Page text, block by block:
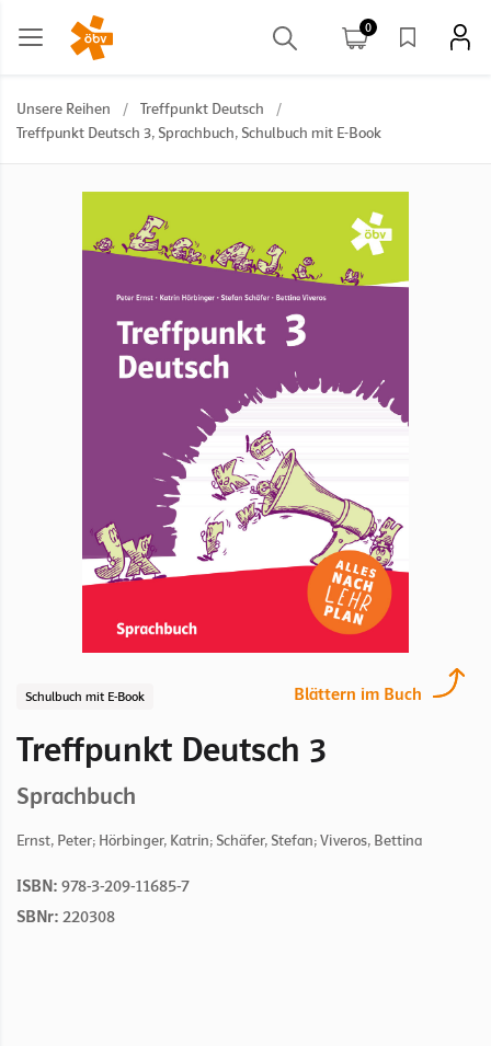
0
Unsere Reihen / Treffpunkt Deutsch
/
Treffpunkt Deutsch 3, Sprachbuch, Schulbuch mit E-Book
Blättern im Buch
Schulbuch mit E-Book
Treffpunkt Deutsch 3
Sprachbuch
Ernst, Peter; Hörbinger, Katrin; Schäfer, Stefan; Viveros, Bettina
ISBN: 978-3-209-11685-7
SBNr: 220308